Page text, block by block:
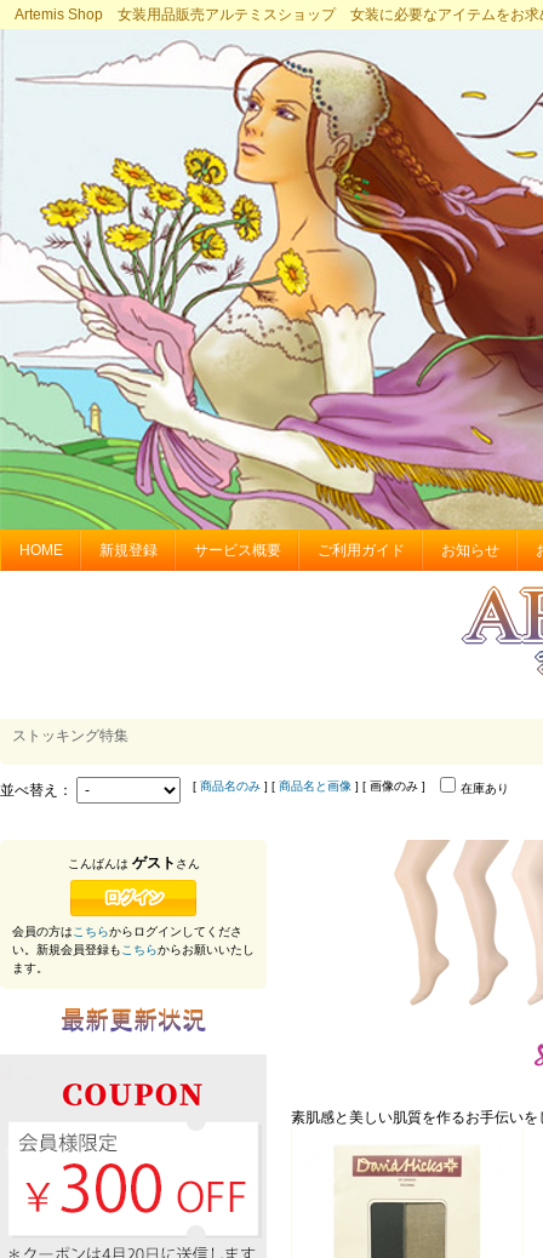
Artemis Shop 女装用品販売アルテミスショップ 女装に必要なアイテムをお求
HOME 新規登録 サービス概要 ご利用ガイド お知らせ
ストッキング特集
並べ替え： [ 商品名のみ ] [ 商品名と画像 ] [ 画像のみ ] 在庫あり
素肌感と美しい肌質を作るお手伝い
こんばんは ゲスト さん
会員の方はこちらからログインしてくださ
い。新規会員登録もこちらからお願いいたし
ます。